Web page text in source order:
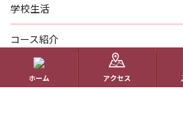
学校生活
コース紹介
国際理解教育
ホーム アクセス